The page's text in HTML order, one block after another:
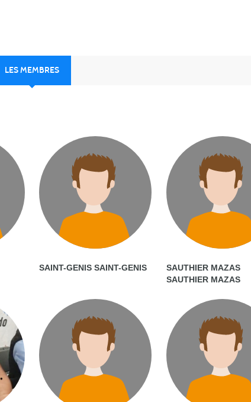
LES MEMBRES
SAINT-GENIS SAINT-GENIS
SAUTHIER MAZAS
SAUTHIER MAZAS